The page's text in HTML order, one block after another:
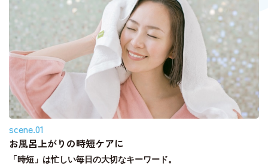
scene.01
お風呂上がりの時短ケアに
「時短」は忙しい毎日の大切なキーワード。